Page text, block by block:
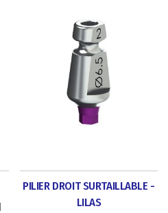
PILIER DROIT SURTAILLABLE -
LILAS